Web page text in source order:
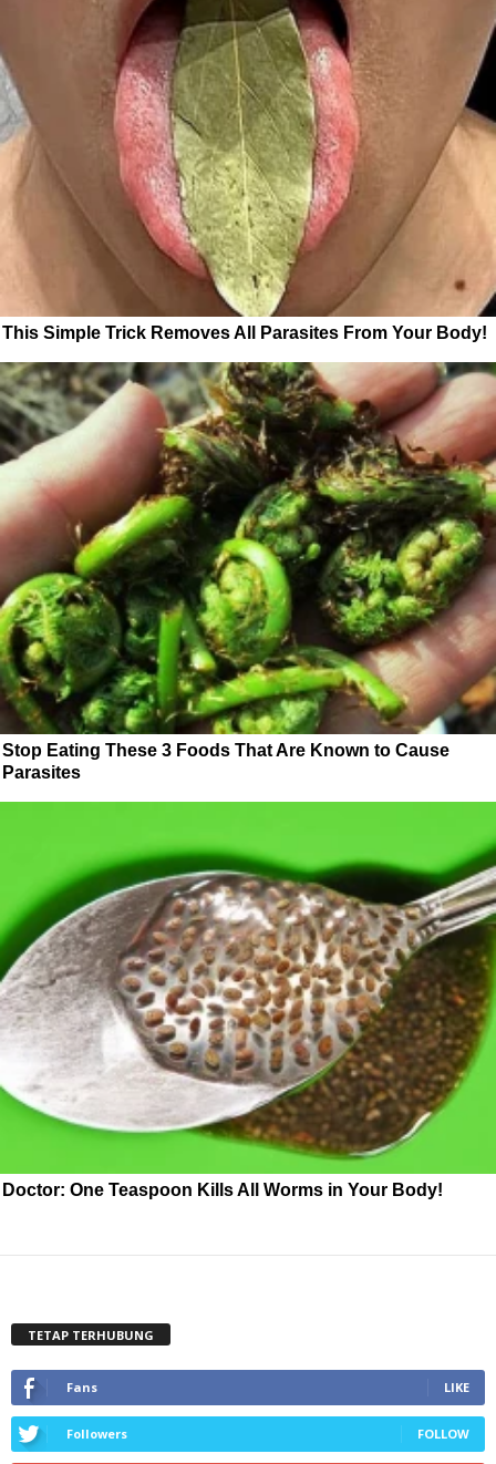
This Simple Trick Removes All Parasites From Your Body!
Stop Eating These 3 Foods That Are Known to Cause
Parasites
Doctor: One Teaspoon Kills All Worms in Your Body!
TETAP TERHUBUNG
Fans LIKE
Followers FOLLOW